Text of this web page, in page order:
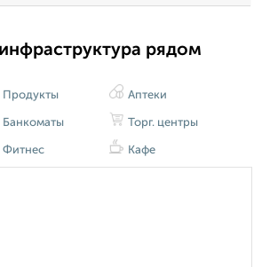
рядом
Продукты
Банкоматы
Фитнес
Аптеки
Торг. центры
Кафе